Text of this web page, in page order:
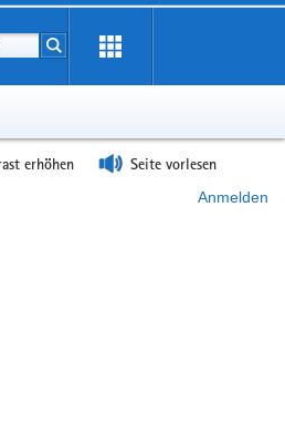
Suchbegriff
Suche starten
erhöhen Seite vorlesen
Anmelden